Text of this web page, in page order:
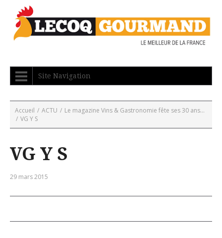
Site Navigation
Accueil / ACTU / Le magazine Vins & Gastronomie fête ses 30 ans...
/ VG Y S
VG Y S
29 mars 2015